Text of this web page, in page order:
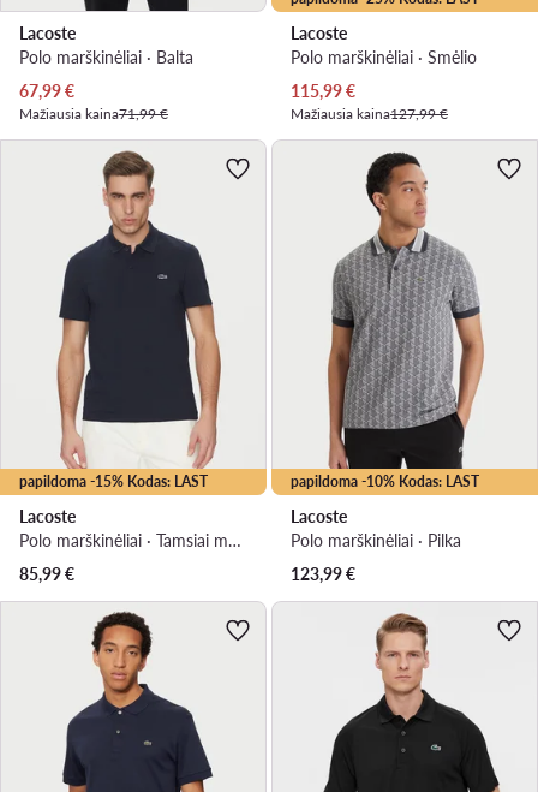
Lacoste
Polo marškinėliai · Balta
Dabartinė kaina
67,99€
Mažiausia kaina71,99 €
Lacoste
Polo marškinėliai · Smėlio
Dabartinė kaina
115,99€
Mažiausia kaina127,99 €
papildoma -15% Kodas: LAST
Lacoste
Polo marškinėliai · Tamsiai mėlyna
85,99€
papildoma -10% Kodas: LAST
Lacoste
Polo marškinėliai · Pilka
123,99€